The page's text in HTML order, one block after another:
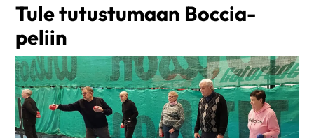
Tule tutustumaan Boccia-
peliin